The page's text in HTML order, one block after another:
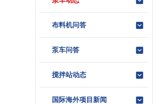
布料机问答
泵车问答
搅拌站动态
国际海外项目新闻